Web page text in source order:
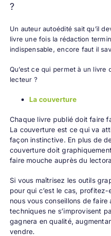
?
Un auteur autoédité sait qu’il
livre une fois la rédaction
indispensable, encore faut il
Qu’est ce qui permet à un livre
lecteur ?
La couverture
Chaque livre publié doit faire
La couverture est ce qui va
façon instinctive. En plus de
couverture doit
faire mouche auprès du
Si vous maîtrisez les outils
pour qui c’est le cas, profitez-
nous vous conseillons de
techniques ne s’improvisent
gagnera en qualité,
vendre.